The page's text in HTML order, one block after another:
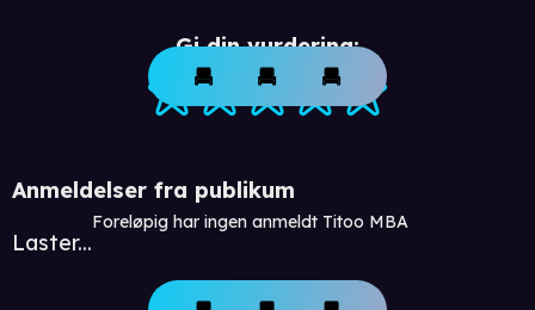
Gi din vurdering:
Anmeldelser fra publikum
Laster...
Foreløpig har ingen anmeldt Titoo MBA